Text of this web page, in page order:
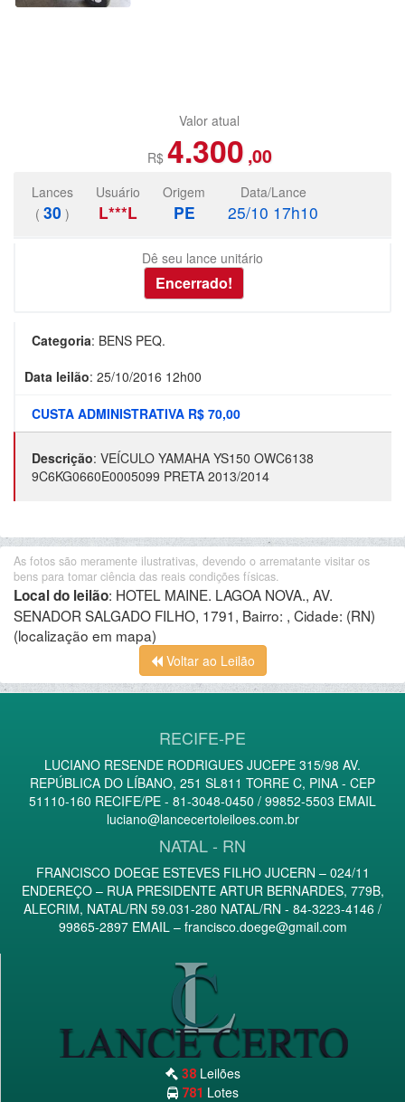
Valor atual
R$ 4.300 ,00
Lances
( 30 )
Usuário
L***L
Origem
PE
Data/Lance
25/10 17h10
Dê seu lance unitário
Categoria: BENS PEQ.
Data leilão: 25/10/2016 12h00
CUSTA ADMINISTRATIVA R$ 70,00
Descrição: VEÍCULO YAMAHA YS150 OWC6138
9C6KG0660E0005099 PRETA 2013/2014
As fotos são meramente ilustrativas, devendo o arrematante visitar os
bens para tomar ciência das reais condições físicas.
Local do leilão: HOTEL MAINE. LAGOA NOVA., AV.
SENADOR SALGADO FILHO, 1791, Bairro: , Cidade: (RN)
(localização em mapa)
Voltar ao Leilão
RECIFE-PE
LUCIANO RESENDE RODRIGUES JUCEPE 315/98 AV.
REPÚBLICA DO LÍBANO, 251 SL811 TORRE C, PINA - CEP
51110-160 RECIFE/PE - 81-3048-0450 / 99852-5503 EMAIL
luciano@lancecertoleiloes.com.br
NATAL - RN
FRANCISCO DOEGE ESTEVES FILHO JUCERN – 024/11
ENDEREÇO – RUA PRESIDENTE ARTUR BERNARDES, 779B,
ALECRIM, NATAL/RN 59.031-280 NATAL/RN - 84-3223-4146 /
99865-2897 EMAIL – francisco.doege@gmail.com
38 Leilões
781 Lotes